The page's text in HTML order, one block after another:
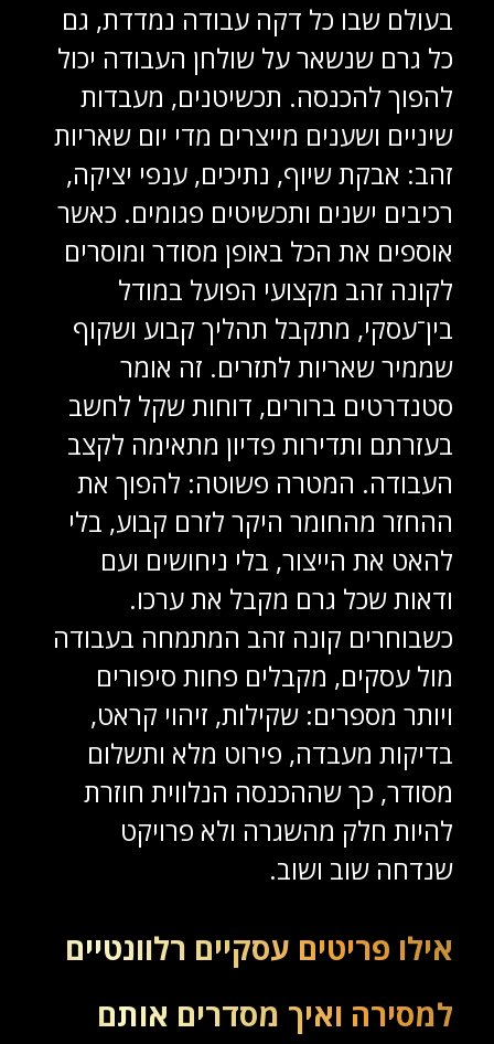
בעולם שבו כל דקה עבודה נמדדת, גם
כל גרם שנשאר על שולחן העבודה יכול
להפוך להכנסה. תכשיטנים, מעבדות
שיניים ושענים מייצרים מדי יום שאריות
זהב: אבקת שיוף, נתיכים, ענפי יציקה,
רכיבים ישנים ותכשיטים פגומים. כאשר
אוספים את הכל באופן מסודר ומוסרים
לקונה זהב מקצועי הפועל במודל
בין־עסקי, מתקבל תהליך קבוע ושקוף
שממיר שאריות לתזרים. זה אומר
סטנדרטים ברורים, דוחות שקל לחשב
בעזרתם ותדירות פדיון מתאימה לקצב
העבודה. המטרה פשוטה: להפוך את
ההחזר מהחומר היקר לזרם קבוע, בלי
להאט את הייצור, בלי ניחושים ועם
ודאות שכל גרם מקבל את ערכו.
כשבוחרים קונה זהב המתמחה בעבודה
מול עסקים, מקבלים פחות סיפורים
ויותר מספרים: שקילות, זיהוי קראט,
בדיקות מעבדה, פירוט מלא ותשלום
מסודר, כך שההכנסה הנלווית חוזרת
להיות חלק מהשגרה ולא פרויקט
שנדחה שוב ושוב.
אילו פריטים עסקיים רלוונטיים
למסירה ואיך מסדרים אותם